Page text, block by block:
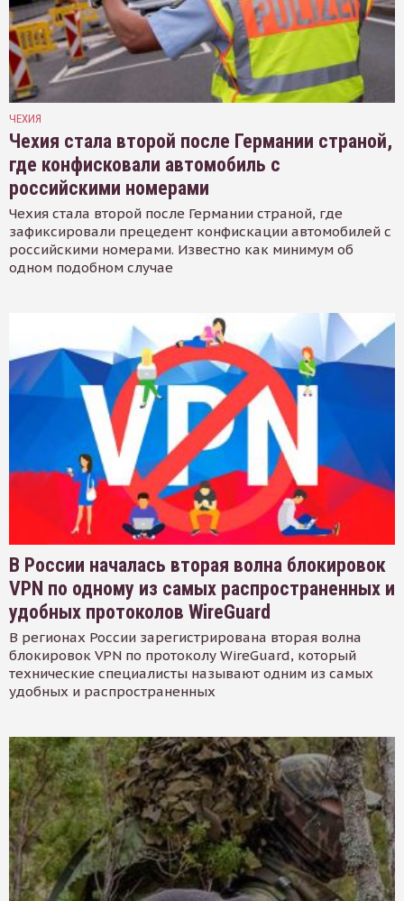
ЧЕХИЯ
Чехия стала второй после Германии страной,
где конфисковали автомобиль с
российскими номерами
Чехия стала второй после Германии страной, где
зафиксировали прецедент конфискации автомобилей с
российскими номерами. Известно как минимум об
одном подобном случае
В России началась вторая волна блокировок
VPN по одному из самых распространенных и
удобных протоколов WireGuard
В регионах России зарегистрирована вторая волна
блокировок VPN по протоколу WireGuard, который
технические специалисты называют одним из самых
удобных и распространенных